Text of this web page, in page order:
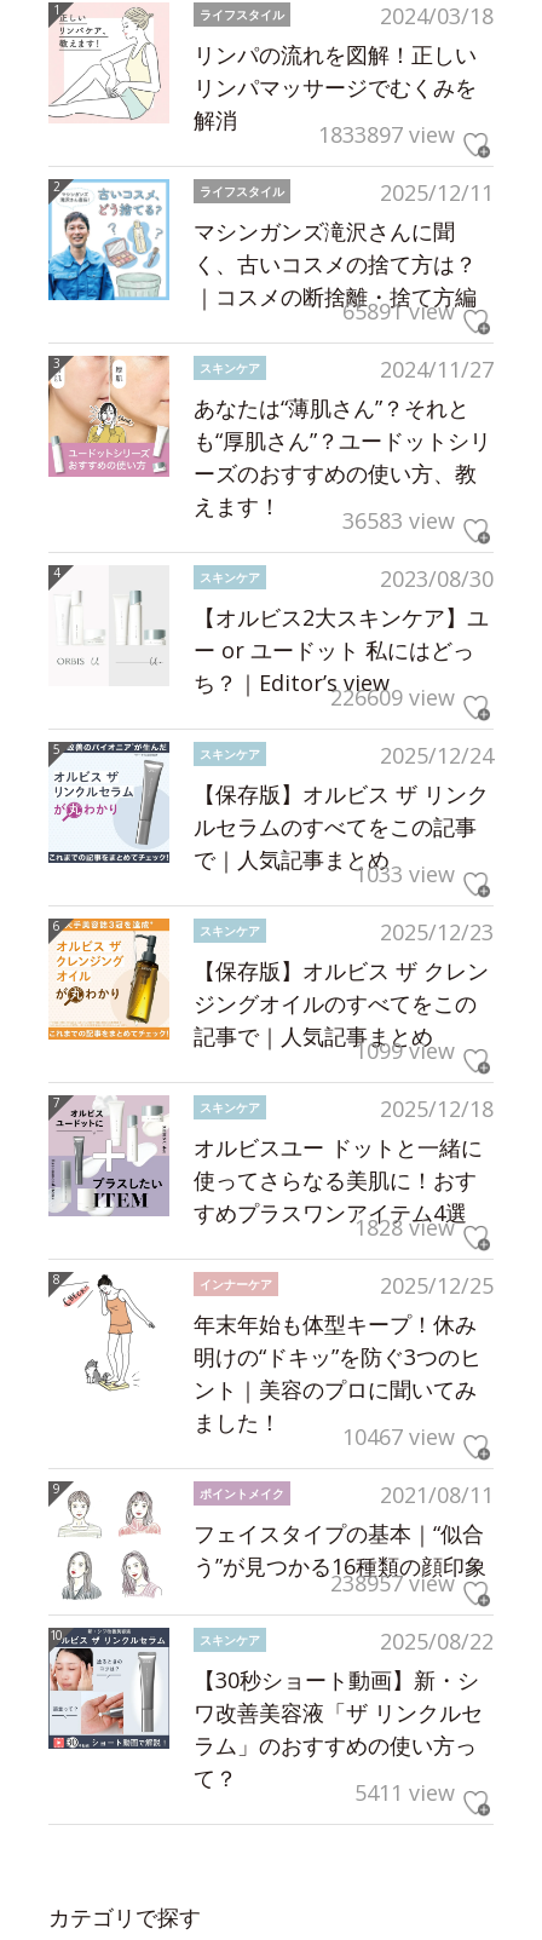
2024/03/18
ライフスタイル
リンパの流れを図解！正しい
リンパマッサージでむくみを
解消
1833897 view
2025/12/11
ライフスタイル
マシンガンズ滝沢さんに聞
く、古いコスメの捨て方は？
｜コスメの断捨離・捨て方編
65891 view
2024/11/27
スキンケア
あなたは“薄肌さん”？それと
も“厚肌さん”？ユードットシリ
ーズのおすすめの使い方、教
えます！
36583 view
2023/08/30
スキンケア
【オルビス2大スキンケア】ユ
ー or ユードット 私にはどっ
ち？｜Editor’s view226609 view
2025/12/24
スキンケア
【保存版】オルビス ザ リンク
ルセラムのすべてをこの記事
で｜人気記事まとめ1033 view
2025/12/23
スキンケア
【保存版】オルビス ザ クレン
ジングオイルのすべてをこの
記事で｜人気記事まとめ
1099 view
2025/12/18
スキンケア
オルビスユー ドットと一緒に
使ってさらなる美肌に！おす
すめプラスワンアイテム4選
1828 view
2025/12/25
インナーケア
年末年始も体型キープ！休み
明けの“ドキッ”を防ぐ3つのヒ
ント｜美容のプロに聞いてみ
ました！
10467 view
2021/08/11
ポイントメイク
フェイスタイプの基本｜“似合
う”が見つかる16種類の顔印象
238957 view
2025/08/22
スキンケア
【30秒ショート動画】新・シ
ワ改善美容液「ザ リンクルセ
ラム」のおすすめの使い方っ
て？
5411 view
カテゴリで探す